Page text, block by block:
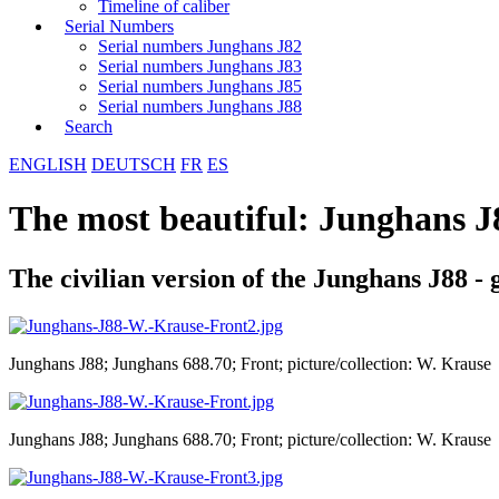
Timeline of caliber
Serial Numbers
Serial numbers Junghans J82
Serial numbers Junghans J83
Serial numbers Junghans J85
Serial numbers Junghans J88
Search
ENGLISH DEUTSCH FR ES
The most beautiful: Junghans
The civilian version of the Junghans J88 -
Junghans J88; Junghans 688.70; Front; picture/collection: W. Krause
Junghans J88; Junghans 688.70; Front; picture/collection: W. Krause